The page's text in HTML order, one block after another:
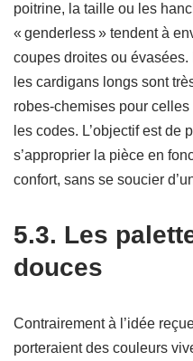
poitrine, la taille ou les
« genderless » tendent à
coupes droites ou
les cardigans longs sont
robes-chemises pour
les codes. L’objectif est de
s’approprier la pièce en
confort, sans se soucier
5.3. Les
douces
Contrairement à l’idée
porteraient des couleurs